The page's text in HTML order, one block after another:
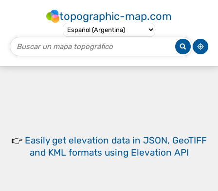
topographic-map.com
👉 Easily get elevation data in JSON, GeoTIFF
and KML formats using Elevation API